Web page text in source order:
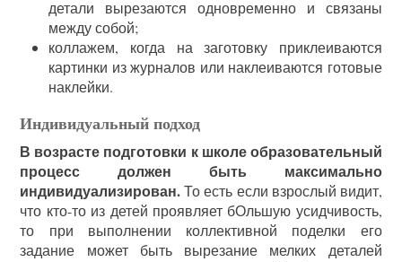
детали вырезаются одновременно и связаны
между собой;
коллажем, когда на заготовку приклеиваются
картинки из журналов или наклеиваются готовые
наклейки.
Индивидуальный подход
В возрасте подготовки к школе образовательный
процесс должен быть максимально
индивидуализирован.То есть если взрослый видит,
что кто-то из детей проявляет бОльшую усидчивость,
то при выполнении коллективной поделки его
задание может быть вырезание мелких деталей